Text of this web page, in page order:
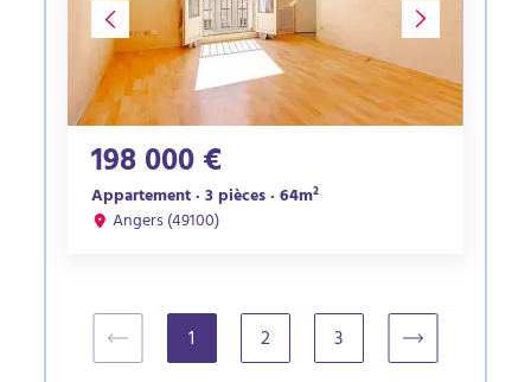
198 000 €
Appartement · 3 pièces · 64m²
Angers (49100)
1(current)2 3